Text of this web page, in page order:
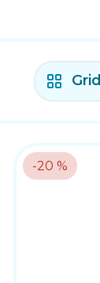
Grid
-20 %